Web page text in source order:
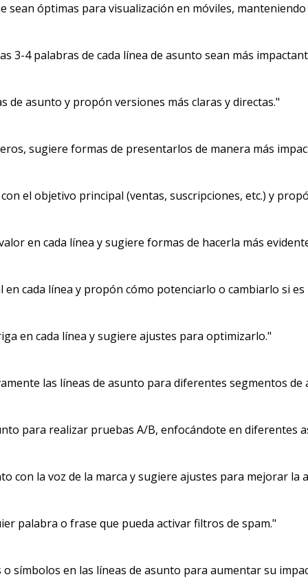
sean óptimas para visualización en móviles,
3-4 palabras de cada línea de asunto sean más
de asunto y propón versiones más claras y directas."
sugiere formas de presentarlos de manera más
el objetivo principal (ventas, suscripciones, etc.) y
en cada línea y sugiere formas de hacerla más
cada línea y propón cómo potenciarlo o cambiarlo si es
en cada línea y sugiere ajustes para optimizarlo."
las líneas de asunto para diferentes segmentos de
para realizar pruebas A/B, enfocándote en diferentes
con la voz de la marca y sugiere ajustes para mejorar la
palabra o frase que pueda activar filtros de spam."
símbolos en las líneas de asunto para aumentar su